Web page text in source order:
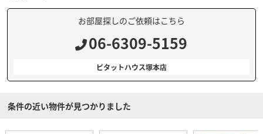
お部屋探しのご依頼はこちら
06-6309-5159
ピタットハウス塚本店
条件の近い物件が見つかりました